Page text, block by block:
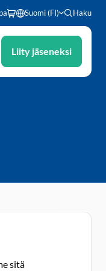
Suomi (FI) Haku
Liity jäseneksi
sitä